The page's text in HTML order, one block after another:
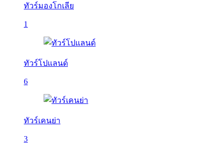
ทัวร์มองโกเลีย
1
ทัวร์โปแลนด์
6
ทัวร์เคนย่า
3